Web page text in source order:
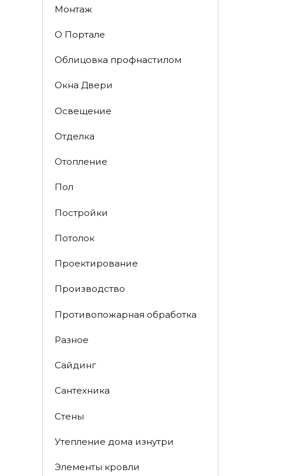
Монтаж
О Портале
Облицовка профнастилом
Окна Двери
Освещение
Отделка
Отопление
Пол
Постройки
Потолок
Проектирование
Производство
Противопожарная обработка
Разное
Сайдинг
Сантехника
Стены
Утепление дома изнутри
Элементы кровли